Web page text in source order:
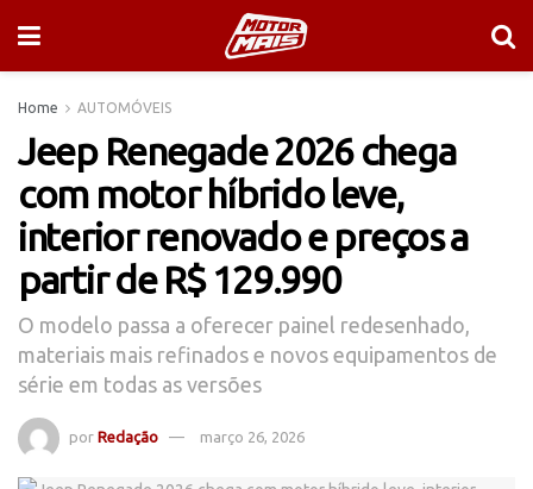
Home AUTOMÓVEIS
Jeep Renegade 2026 chega
com motor híbrido leve,
interior renovado e preços a
partir de R$ 129.990
O modelo passa a oferecer painel redesenhado,
materiais mais refinados e novos equipamentos de
série em todas as versões
por Redação março 26, 2026